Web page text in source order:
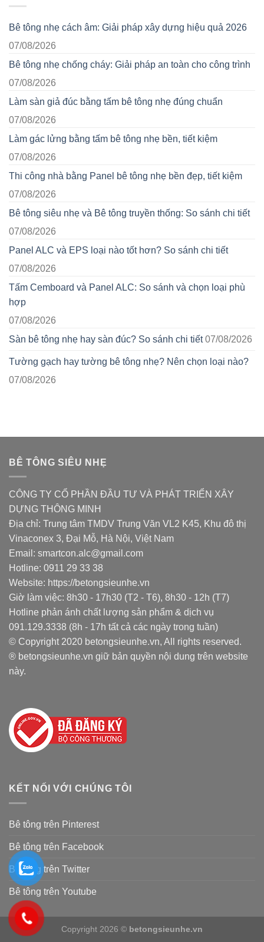
Bê tông nhẹ cách âm: Giải pháp xây dựng hiệu quả 2026
07/08/2026
Bê tông nhẹ chống cháy: Giải pháp an toàn cho công trình
07/08/2026
Làm sàn giả đúc bằng tấm bê tông nhẹ đúng chuẩn
07/08/2026
Làm gác lửng bằng tấm bê tông nhẹ bền, tiết kiệm
07/08/2026
Thi công nhà bằng Panel bê tông nhẹ bền đẹp, tiết kiệm
07/08/2026
Bê tông siêu nhẹ và Bê tông truyền thống: So sánh chi tiết
07/08/2026
Panel ALC và EPS loại nào tốt hơn? So sánh chi tiết
07/08/2026
Tấm Cemboard và Panel ALC: So sánh và chọn loại phù
hợp
07/08/2026
Sàn bê tông nhẹ hay sàn đúc? So sánh chi tiết 07/08/2026
Tường gạch hay tường bê tông nhẹ? Nên chọn loại nào?
07/08/2026
BÊ TÔNG SIÊU NHẸ
CÔNG TY CỔ PHẦN ĐẦU TƯ VÀ PHÁT TRIỂN XÂY
DỰNG THÔNG MINH
Địa chỉ: Trung tâm TMDV Trung Văn VL2 K45, Khu đô thị
Vinaconex 3, Đại Mỗ, Hà Nội, Việt Nam
Email: smartcon.alc@gmail.com
Hotline: 0911 29 33 38
Website: https://betongsieunhe.vn
Giờ làm việc: 8h30 - 17h30 (T2 - T6), 8h30 - 12h (T7)
Hotline phản ánh chất lượng sản phẩm & dịch vụ
091.129.3338 (8h - 17h tất cả các ngày trong tuần)
© Copyright 2020 betongsieunhe.vn, All rights reserved.
® betongsieunhe.vn giữ bản quyền nội dung trên website
này.
KẾT NỐI VỚI CHÚNG TÔI
Bê tông trên Pinterest
Bê tông trên Facebook
Bê tông trên Twitter
Bê tông trên Youtube
Copyright 2026 © betongsieunhe.vn